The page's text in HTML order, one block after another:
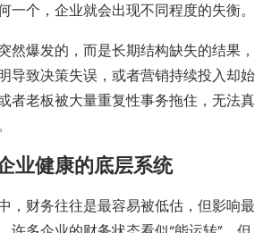
一个，企业就会出现不同程度的失衡。
然爆发的，而是长期结构缺失的结果，
导致决策失误，或者营销持续投入却始
者老板被大量重复性事务拖住，无法真
业健康的底层系统
，财务往往是最容易被低估，但影响最